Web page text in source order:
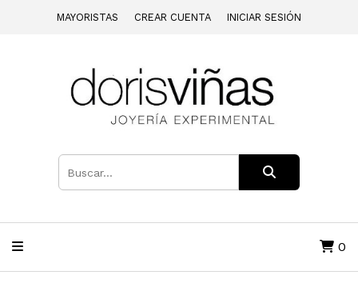
MAYORISTAS CREAR CUENTA INICIAR SESIÓN
0